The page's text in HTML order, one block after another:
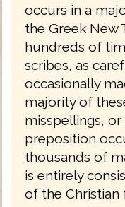
occurs in a
the Greek New
hundreds of
scribes, as
occasionally
majority of
misspellings,
preposition
thousands of
is entirely
of the Christian